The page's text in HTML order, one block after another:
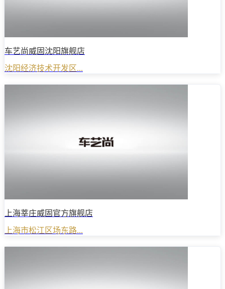
车艺尚威固沈阳旗舰店
沈阳经济技术开发区...
上海莘庄威固官方旗舰店
上海市松江区场东路...